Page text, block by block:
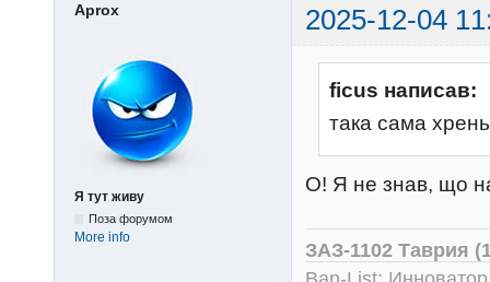
Aprox 2025-12-04
Я тут живу
Поза форумом
More info
ficus написав:
така сама хрень
О! Я не знав, що
ЗАЗ-1102 Таврия